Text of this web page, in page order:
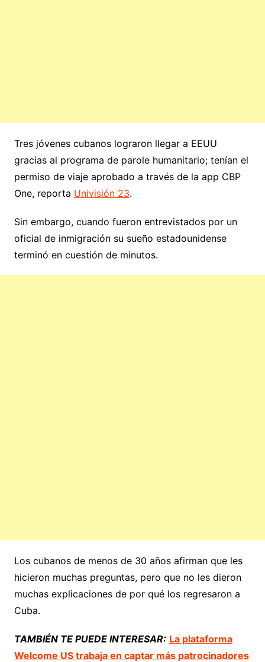
Tres jóvenes cubanos lograron llegar a EEUU
gracias al programa de parole humanitario; tenían el
permiso de viaje aprobado a través de la app CBP
One, reporta Univisión 23.
Sin embargo, cuando fueron entrevistados por un
oficial de inmigración su sueño estadounidense
terminó en cuestión de minutos.
Los cubanos de menos de 30 años afirman que les
hicieron muchas preguntas, pero que no les dieron
muchas explicaciones de por qué los regresaron a
Cuba.
TAMBIÉN TE PUEDE INTERESAR: La plataforma
Welcome US trabaja en captar más patrocinadores